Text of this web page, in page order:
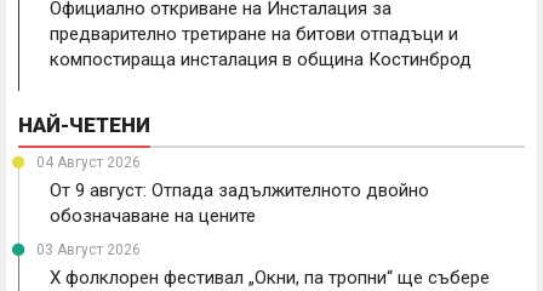
Официално откриване на Инсталация за
предварително третиране на битови отпадъци и
компостираща инсталация в община Костинброд
НАЙ-ЧЕТЕНИ
04 Август 2026
От 9 август: Отпада задължителното двойно
обозначаване на цените
03 Август 2026
X фолклорен фестивал „Окни, па тропни“ ще събере